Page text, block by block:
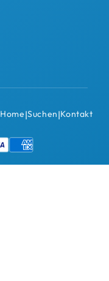
Home|Suchen|Kontakt